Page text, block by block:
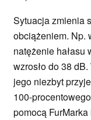
Sytuacja zmienia
obciążeniem. Np.
natężenie hałasu
wzrosło do 38
jego niezbyt
100-
pomocą